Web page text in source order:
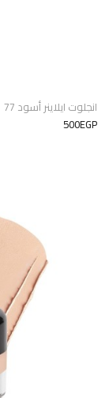
انجلوت ايلاينر أسود 77
500EGP